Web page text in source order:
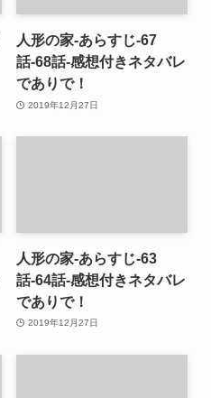
人形の家-あらすじ-67
話-68話-感想付きネタバレ
でありで！
2019年12月27日
人形の家-あらすじ-63
話-64話-感想付きネタバレ
でありで！
2019年12月27日